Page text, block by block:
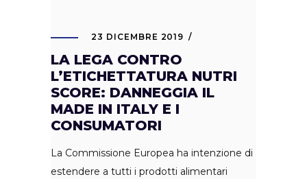
23 DICEMBRE 2019
LA LEGA CONTRO
L’ETICHETTATURA NUTRI
SCORE: DANNEGGIA IL
MADE IN ITALY E I
CONSUMATORI
La Commissione Europea ha intenzione di
estendere a tutti i prodotti alimentari